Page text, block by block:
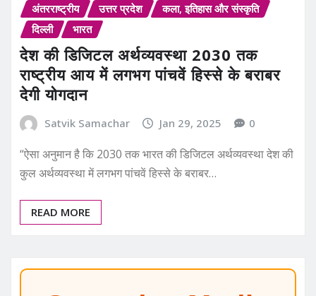
अंतरराष्ट्रीय उत्तर प्रदेश
कला, इतिहास और संस्कृति
दिल्ली
भारत
देश की डिजिटल अर्थव्यवस्था 2030 तक
राष्ट्रीय आय में लगभग पांचवें हिस्से के बराबर
देगी योगदान
Satvik Samachar Jan 29, 2025 0
“ऐसा अनुमान है कि 2030 तक भारत की डिजिटल अर्थव्यवस्था देश की
कुल अर्थव्यवस्था में लगभग पांचवें हिस्से के बराबर…
READ MORE